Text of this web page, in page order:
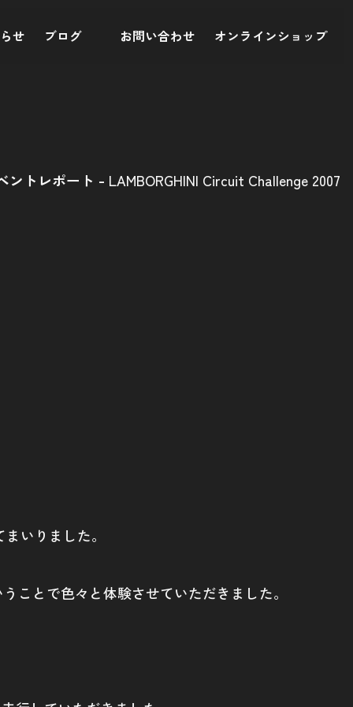
せ ブログ お問い合わせ オンラインショップ
ントレポート LAMBORGHINI Circuit Challenge 2007
いりました。
ことで色々と体験させていただきました。